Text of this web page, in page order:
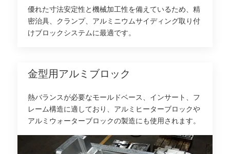
優れた寸法安定性と機械加工性を備えているため、精
密治具、クランプ、アルミニウムサイディング取り付
けブロックシステムに最適です。
金型用アルミブロック
熱バランスが必要なモールドベース、インサート、フ
レーム構造に適しており、アルミヒーターブロックや
アルミウォーターブロックの製造にも使用されます。